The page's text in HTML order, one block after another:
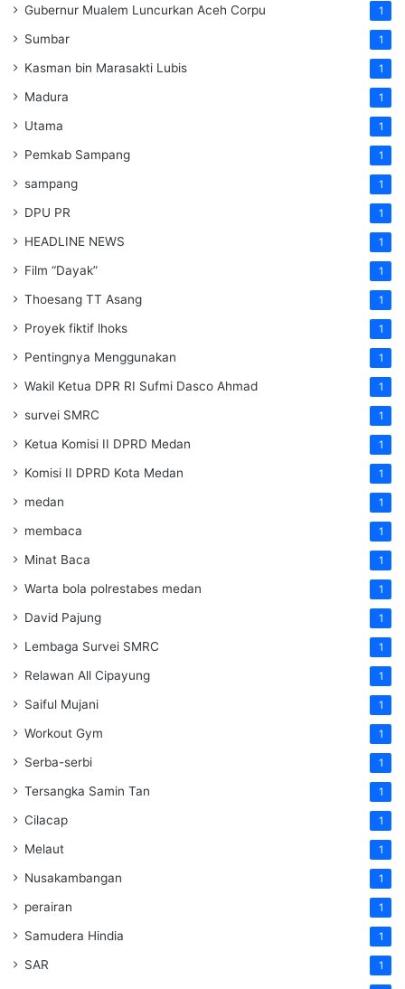
Gubernur Mualem Luncurkan Aceh Corpu 1
Sumbar 1
Kasman bin Marasakti Lubis 1
Madura 1
Utama 1
Pemkab Sampang 1
sampang 1
DPU PR 1
HEADLINE NEWS 1
Film “Dayak” 1
Thoesang TT Asang 1
Proyek fiktif lhoks 1
Pentingnya Menggunakan 1
Wakil Ketua DPR RI Sufmi Dasco Ahmad 1
survei SMRC 1
Ketua Komisi II DPRD Medan 1
Komisi II DPRD Kota Medan 1
medan 1
membaca 1
Minat Baca 1
Warta bola polrestabes medan 1
David Pajung 1
Lembaga Survei SMRC 1
Relawan All Cipayung 1
Saiful Mujani 1
Workout Gym 1
Serba-serbi 1
Tersangka Samin Tan 1
Cilacap 1
Melaut 1
Nusakambangan 1
perairan 1
Samudera Hindia 1
SAR 1